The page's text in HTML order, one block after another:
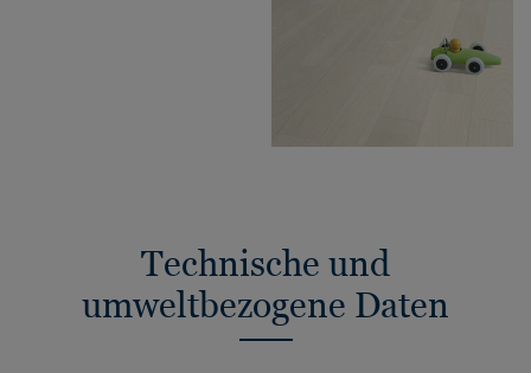
Technische und
umweltbezogene Daten